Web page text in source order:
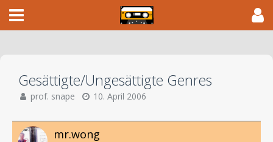
Gesättigte/Ungesättigte Genres
prof. snape 10. April 2006
mr.wong